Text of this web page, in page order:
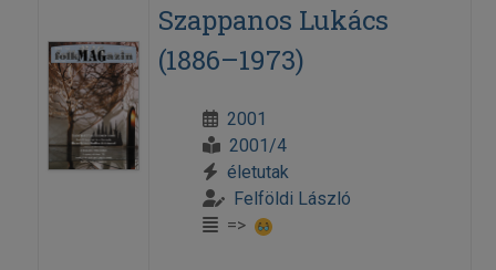
Szappanos Lukács
(1886–1973)
2001
2001/4
életutak
Felföldi László
=>